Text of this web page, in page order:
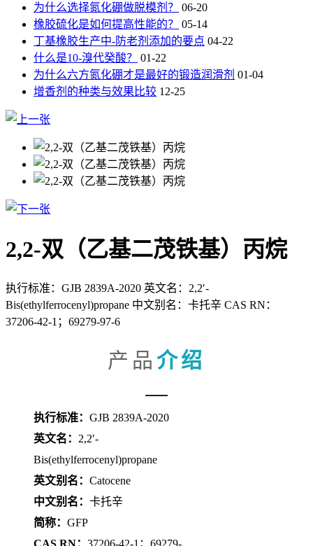
为什么选择氮化硼做脱模剂？
06-20
橡胶硫化是如何提高性能的？
05-14
丁基橡胶生产中-防老剂添加的要点 04-22
什么是10-溴代癸酸？
01-22
为什么六方氮化硼才是最好的锻造润滑剂 01-04
增香剂的种类与效果比较 12-25
2,2-双（乙基二茂铁基）丙烷
执行标准：GJB 2839A-2020 英文名：2,2′-
Bis(ethylferrocenyl)propane 中文别名：卡托辛 CAS RN：
37206-42-1；69279-97-6
产品 介绍
执行标准： GJB 2839A-2020
英文名： 2,2′-
Bis(ethylferrocenyl)propane
英文别名： Catocene
中文别名： 卡托辛
简称： GFP
CAS RN： 37206-42-1；69279-